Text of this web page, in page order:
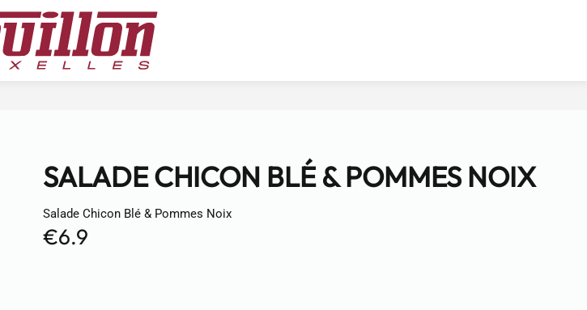
SALADE CHICON BLÉ & POMMES NOIX
Salade Chicon Blé & Pommes Noix
€6.9